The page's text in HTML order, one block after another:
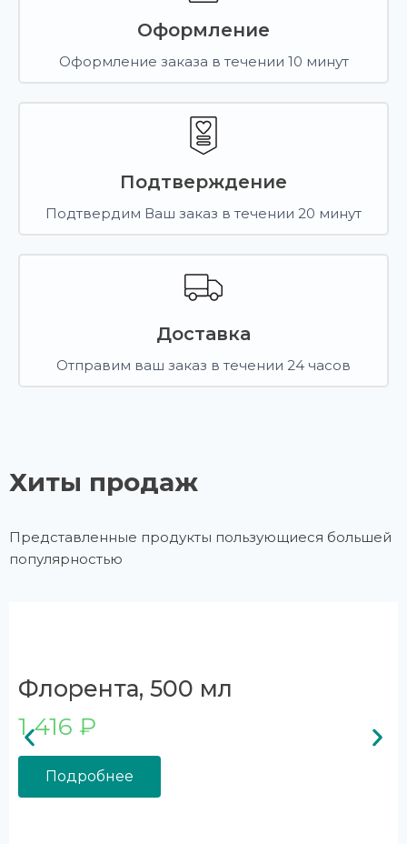
Оформление
Оформление заказа в течении 10 минут
Подтверждение
Подтвердим Ваш заказ в течении 20 минут
Доставка
Отправим ваш заказ в течении 24 часов
Хиты продаж
Представленные продукты пользующиеся большей
популярностью
Флорента, 500 мл
1 416 ₽
Подробнее